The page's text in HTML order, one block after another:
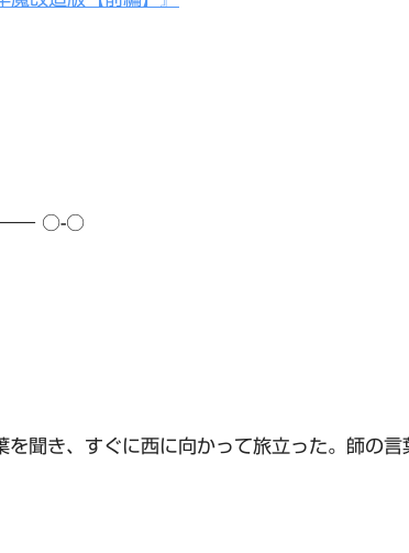
―― ○-○
を聞き、すぐに西に向かって旅立った。師の言